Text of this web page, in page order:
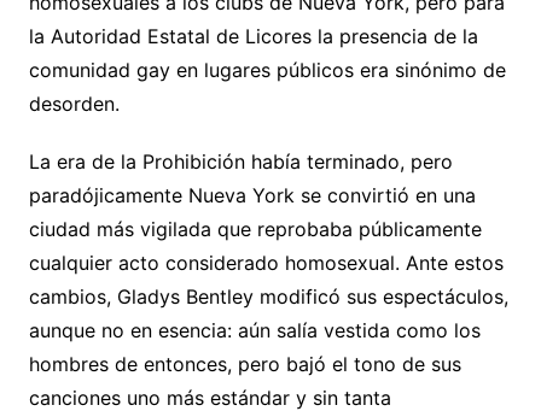
la Autoridad Estatal de Licores la presencia de la
comunidad gay en lugares públicos era sinónimo de
desorden.
La era de la Prohibición había terminado, pero
paradójicamente Nueva York se convirtió en una
ciudad más vigilada que reprobaba públicamente
cualquier acto considerado homosexual. Ante estos
cambios, Gladys Bentley modificó sus espectáculos,
aunque no en esencia: aún salía vestida como los
hombres de entonces, pero bajó el tono de sus
canciones uno más estándar y sin tanta